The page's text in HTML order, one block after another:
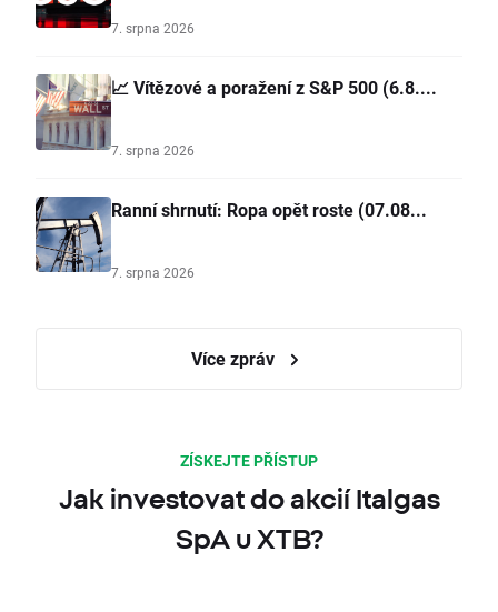
7. srpna 2026
📈 Vítězové a poražení z S&P 500 (6.8....
7. srpna 2026
Ranní shrnutí: Ropa opět roste (07.08...
7. srpna 2026
Více zpráv
ZÍSKEJTE PŘÍSTUP
Jak investovat do akcií Italgas
SpA u XTB?